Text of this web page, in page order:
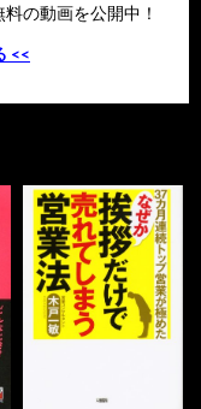
の動画を公開中！
<<